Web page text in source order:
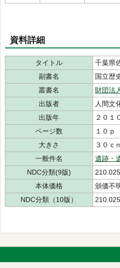
資料詳細
タイトル
千葉県
副書名
国立歴
叢書名
財団法
出版者
人間文
出版年
２０１
ページ数
１０ｐ
大きさ
３０ｃ
一般件名
遺跡・
NDC分類(9版)
本体価格
頒価不
NDC分類（10版）